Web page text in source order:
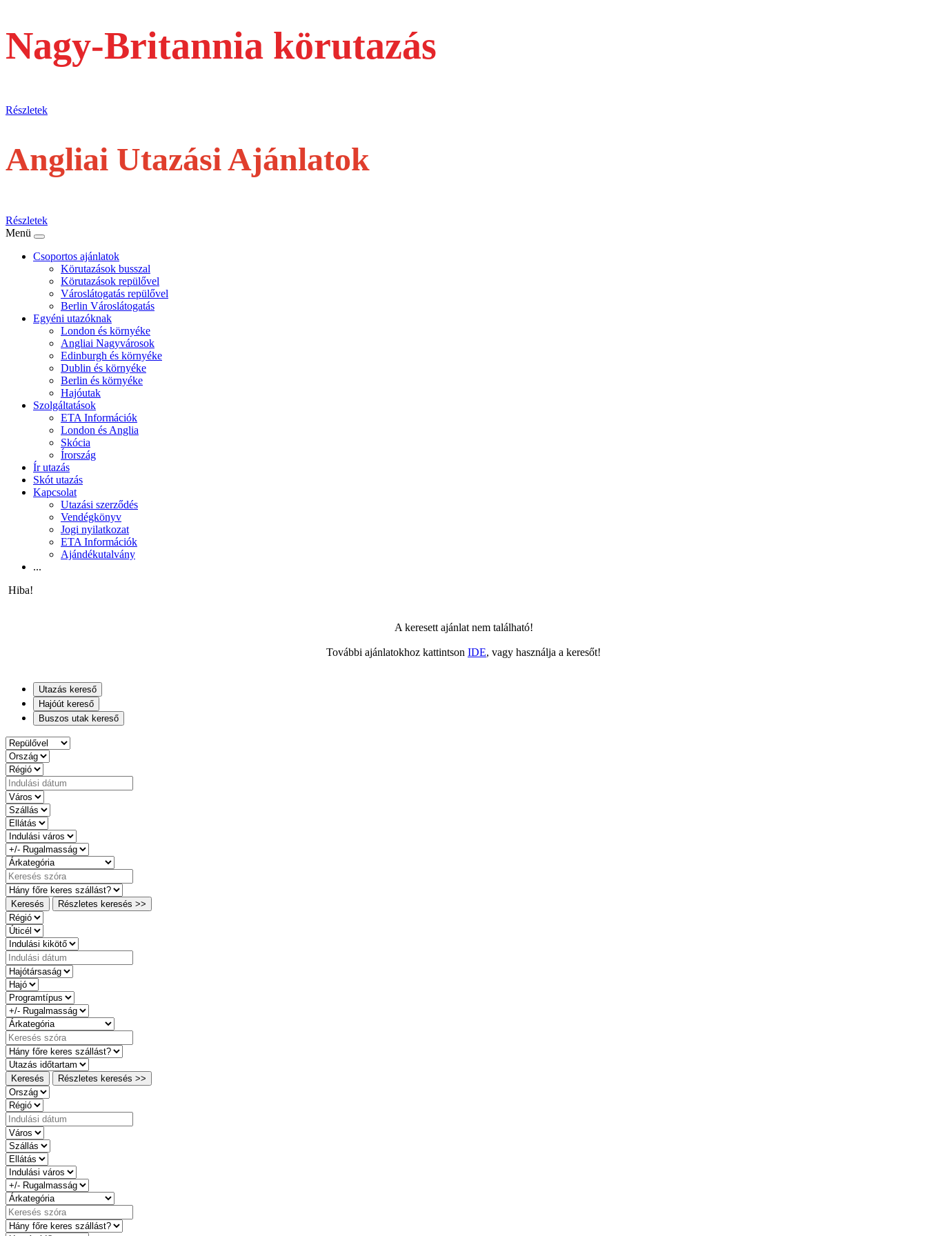
Nagy-Britannia körutazás
Részletek
Angliai Utazási Ajánlatok
Részletek
Menü
Csoportos ajánlatok
Körutazások busszal
Körutazások repülővel
Városlátogatás repülővel
Berlin Városlátogatás
Egyéni utazóknak
London és környéke
Angliai Nagyvárosok
Edinburgh és környéke
Dublin és környéke
Berlin és környéke
Hajóutak
Szolgáltatások
ETA Információk
London és Anglia
Skócia
Írország
Ír utazás
Skót utazás
Kapcsolat
Utazási szerződés
Vendégkönyv
Jogi nyilatkozat
ETA Információk
Ajándékutalvány
...
Hiba!
A keresett ajánlat nem található!
További ajánlatokhoz kattintson IDE, vagy használja a keresőt!
Utazás kereső
Hajóút kereső
Buszos utak kereső
Keresés Részletes keresés >>
Keresés Részletes keresés >>